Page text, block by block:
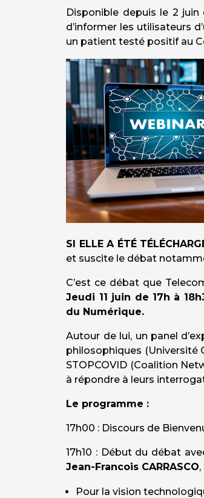
Disponible depuis le 2
d’informer les utilisateurs
un patient testé positif au
SI ELLE A ÉTÉ
et suscite le débat
C’est ce débat que
Jeudi 11 juin de 17h à
du Numérique.
Autour de lui, un panel
philosophiques (Université
STOPCOVID (Coalition
à répondre à leurs
Le programme :
17h00 : Discours de
17h10 : Début du débat
Jean-Francois CARRASCO
Pour la vision